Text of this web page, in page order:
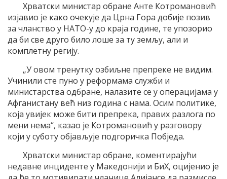
Хрватски министар обране Анте Котромановић
изјавио је како очекује да Црна Гора добије позив
за чланство у НАТО-у до краја године, те упозорио
да би све друго било лоше за ту земљу, али и
комплетну регију.
„У овом тренутку озбиљне препреке не видим.
Учинили сте пуно у реформама служби и
министарства одбране, налазите се у операцијама у
Афганистану већ низ година с нама. Осим политике,
која увијек може бити препрека, правих разлога по
мени нема“, казао је Котромановић у разговору
који у суботу објављује подгоричка Побједа.
Хрватски министар обране, коментирајући
недавне инциденте у Македонији и БиХ, оцијенио је